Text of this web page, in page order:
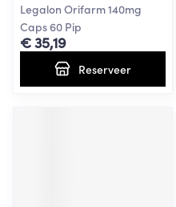
Legalon Orifarm 140mg
Caps 60 Pip
€ 35,19
Reserveer